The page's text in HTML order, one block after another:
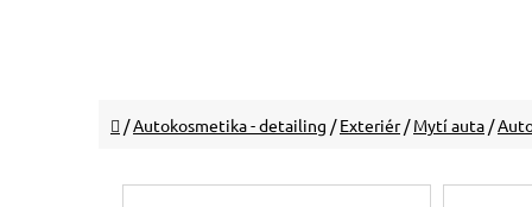
Domů
/Autokosmetika - detailing / Exteriér / Mytí auta /